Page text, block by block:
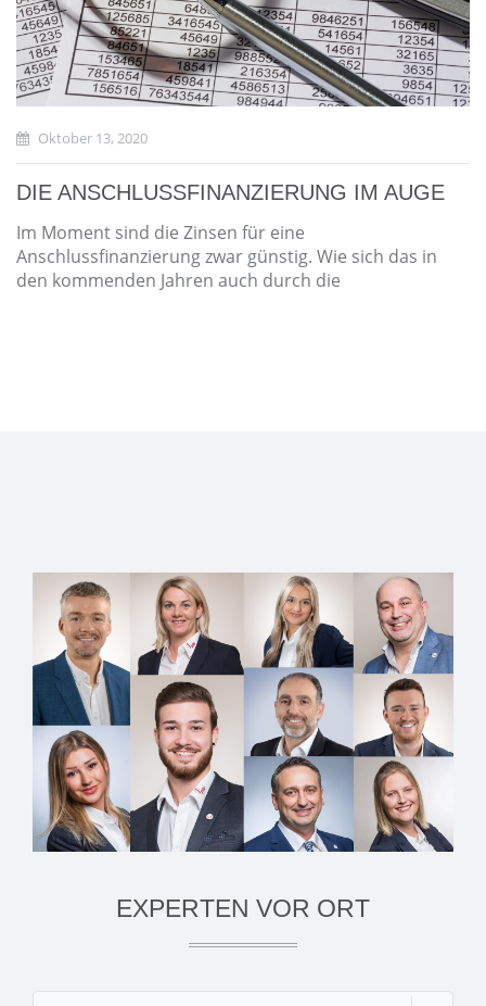
Oktober 13, 2020
DIE ANSCHLUSSFINANZIERUNG IM AUGE
Im Moment sind die Zinsen für eine
Anschlussfinanzierung zwar günstig. Wie sich das in
den kommenden Jahren auch durch die
EXPERTEN VOR ORT